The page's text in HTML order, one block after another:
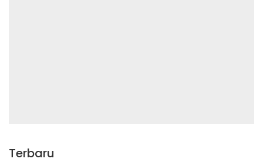
Terbaru